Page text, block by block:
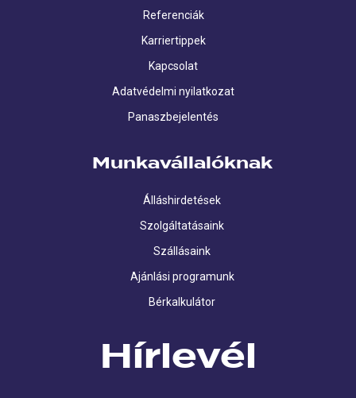
Referenciák
Karriertippek
Kapcsolat
Adatvédelmi nyilatkozat
Panaszbejelentés
Munkavállalóknak
Álláshirdetések
Szolgáltatásaink
Szállásaink
Ajánlási programunk
Bérkalkulátor
Hírlevél